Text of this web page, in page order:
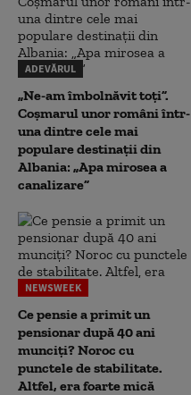
ADEVĂRUL
„Ne-am îmbolnăvit toți”.
Coșmarul unor români într-
una dintre cele mai
populare destinații din
Albania: „Apa mirosea a
canalizare”
NEWSWEEK
Ce pensie a primit un
pensionar după 40 ani
munciți? Noroc cu
punctele de stabilitate.
Altfel, era foarte mică